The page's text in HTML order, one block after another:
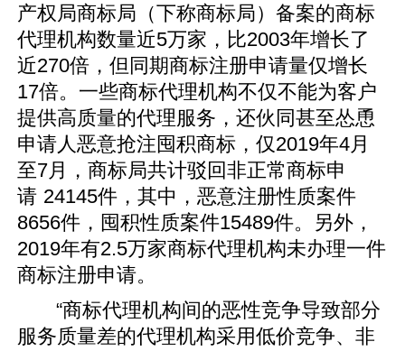
产权局商标局（下称商标局）备案的商标
代理机构数量近5万家，比2003年增长了
近270倍，但同期商标注册申请量仅增长
17倍。一些商标代理机构不仅不能为客户
提供高质量的代理服务，还伙同甚至怂恿
申请人恶意抢注囤积商标，仅2019年4月
至7月，商标局共计驳回非正常商标申
请 24145件，其中，恶意注册性质案件
8656件，囤积性质案件15489件。另外，
2019年有2.5万家商标代理机构未办理一件
商标注册申请。
“商标代理机构间的恶性竞争导致部分
服务质量差的代理机构采用低价竞争、非